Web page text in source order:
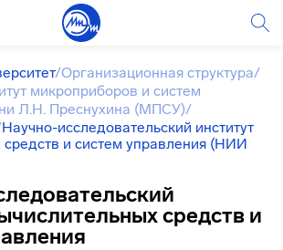
/Организационная структура/
микроприборов и систем
Л.Н. Преснухина (МПСУ)/
Научно-исследовательский институт
средств и систем управления (НИИ
средств и